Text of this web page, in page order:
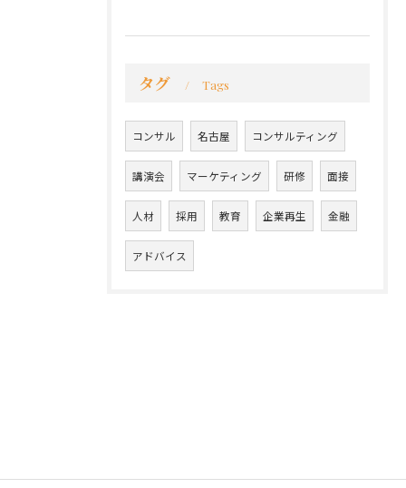
タグ Tags
コンサル 名古屋 コンサルティング
講演会 マーケティング 研修 面接
人材 採用 教育 企業再生 金融
アドバイス